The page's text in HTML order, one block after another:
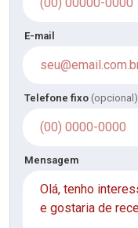
E-mail
Telefone fixo (opcional)
Mensagem